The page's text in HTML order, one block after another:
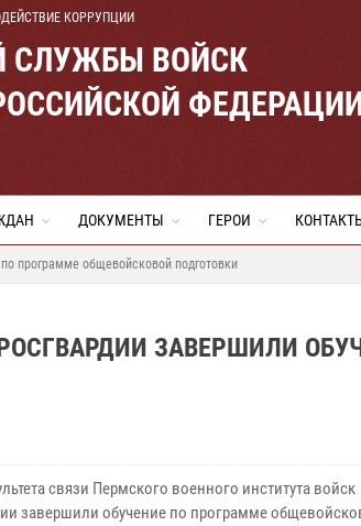
КОРРУПЦИИ
СЛУЖБЫ ВОЙСК
ДОКУМЕНТЫ ГЕРОИ
программе общевойсковой подготовки
ЗАВЕРШИЛИ
связи Пермского военного института войск
завершили обучение по программе